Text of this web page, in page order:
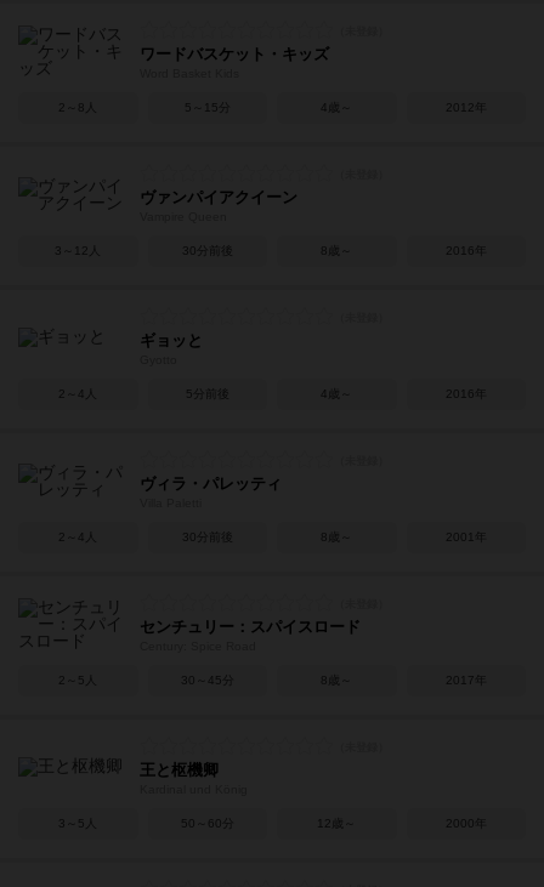
ワードバスケット・キッズ
2～8人 5～15分 4歳～ 2012年
ヴァンパイアクイーン
3～12人 30分前後 8歳～ 2016年
ギョッと
2～4人 5分前後 4歳～ 2016年
ヴィラ・パレッティ
2～4人 30分前後 8歳～ 2001年
センチュリー：スパイスロード
2～5人 30～45分 8歳～ 2017年
王と枢機卿
3～5人 50～60分 12歳～ 2000年